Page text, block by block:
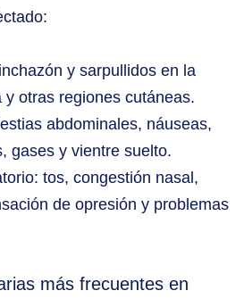
y sarpullidos en la
y otras regiones cutáneas.
abdominales, náuseas,
gases y vientre suelto.
tos, congestión nasal,
de opresión y problemas
más frecuentes en